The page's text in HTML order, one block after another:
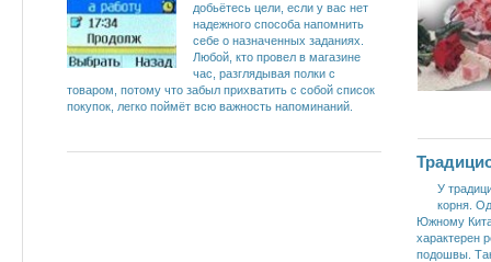
добьётесь цели, если у вас нет
надежного способа напомнить
себе о назначенных заданиях.
Любой, кто провел в магазине
час, разглядывая полки с
товаром, потому что забыл прихватить с собой список
покупок, легко поймёт всю важность напоминаний.
У
корня.
Южному
характерен
подошвы.